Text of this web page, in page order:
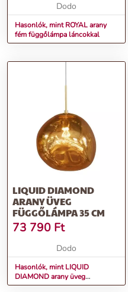
Dodo
Hasonlók, mint ROYAL arany
fém függőlámpa láncokkal
LIQUID DIAMOND
ARANY ÜVEG
FÜGGŐLÁMPA 35 CM
73 790 Ft
Dodo
Hasonlók, mint LIQUID
DIAMOND arany üveg
függőlámpa 35 cm